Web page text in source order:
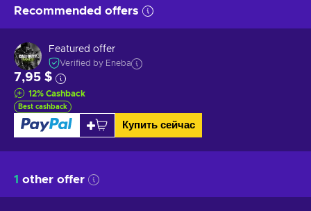
Recommended offers
Featured offer
Verified by Eneba
7,95 $
12% Cashback
Best cashback
Купить сейчас
1 other offer